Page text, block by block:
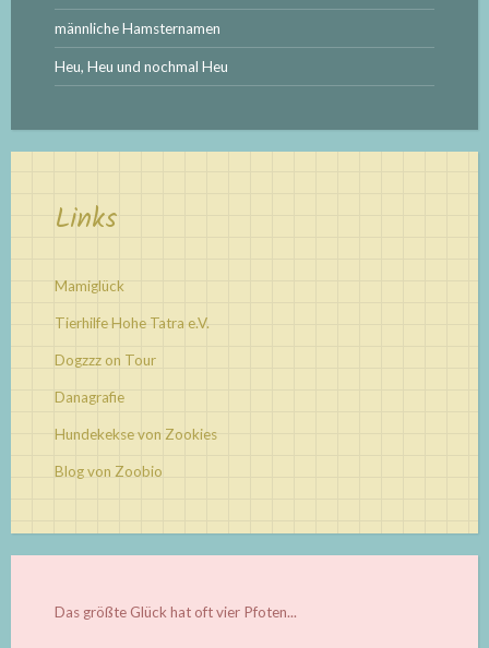
männliche Hamsternamen
Heu, Heu und nochmal Heu
Links
Mamiglück
Tierhilfe Hohe Tatra e.V.
Dogzzz on Tour
Danagrafie
Hundekekse von Zookies
Blog von Zoobio
Das größte Glück hat oft vier Pfoten...